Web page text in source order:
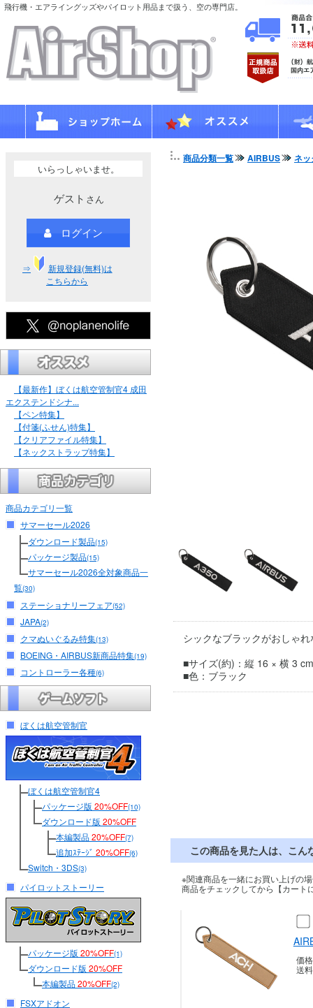
飛行機・エアライングッズやパイロット用品まで扱う、空の専門店。
いらっしゃいませ。
ゲスト さん
ログイン
⇒
新規登録(無料)は
こちらから
【最新作】ぼくは航空管制官4 成田
エクステンドシナ...
【ペン特集】
【付箋(ふせん)特集】
【クリアファイル特集】
【ネックストラップ特集】
商品カテゴリ一覧
サマーセール2026
ダウンロード製品(15)
パッケージ製品(15)
サマーセール2026全対象商品一
覧(30)
ステーショナリーフェア(52)
JAPA(2)
クマぬいぐるみ特集(13)
BOEING・AIRBUS新商品特集(19)
コントローラー各種(6)
ぼくは航空管制官
ぼくは航空管制官4
パッケージ版 20%OFF(10)
ダウンロード版 20%OFF
本編製品20%OFF(7)
追加ｽﾃｰｼﾞ 20%OFF(6)
Switch・3DS(3)
パイロットストーリー
パッケージ版 20%OFF(1)
ダウンロード版 20%OFF
本編製品20%OFF(2)
FSXアドオン
商品分類一覧 AIRBUS ネ
シックなブラックがおしゃ
■サイズ(約)：縦 16 × 横 3 cm
■色：ブラック
この商品を見た人は、こん
※関連商品を一緒にお買い上げの
商品をチェックしてから【カート
価
送